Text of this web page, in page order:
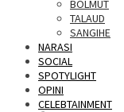
BOLMUT
TALAUD
SANGIHE
NARASI
SOCIAL
SPOTYLIGHT
OPINI
CELEBTAINMENT